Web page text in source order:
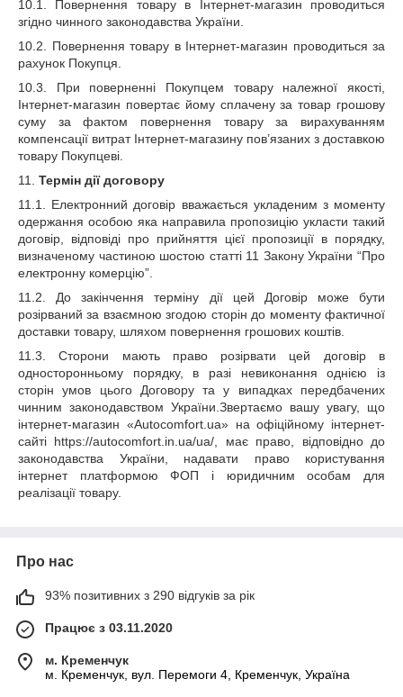
10.1. Повернення товару в Інтернет-магазин проводиться
згідно чинного законодавства України.
10.2. Повернення товару в Інтернет-магазин проводиться за
рахунок Покупця.
10.3. При поверненні Покупцем товару належної якості,
Інтернет-магазин повертає йому сплачену за товар грошову
суму за фактом повернення товару за вирахуванням
компенсації витрат Інтернет-магазину пов’язаних з доставкою
товару Покупцеві.
11. Термін дії договору
11.1. Електронний договір вважається укладеним з моменту
одержання особою яка направила пропозицію укласти такий
договір, відповіді про прийняття цієї пропозиції в порядку,
визначеному частиною шостою статті 11 Закону України “Про
електронну комерцію”.
11.2. До закінчення терміну дії цей Договір може бути
розірваний за взаємною згодою сторін до моменту фактичної
доставки товару, шляхом повернення грошових коштів.
11.3. Сторони мають право розірвати цей договір в
односторонньому порядку, в разі невиконання однією із
сторін умов цього Договору та у випадках передбачених
чинним законодавством України.Звертаємо вашу увагу, що
інтернет-магазин «Autocomfort.ua» на офіційному інтернет-
сайті https://autocomfort.in.ua/ua/, має право, відповідно до
законодавства України, надавати право користування
інтернет платформою ФОП і юридичним особам для
реалізації товару.
Про нас
93% позитивних з 290 відгуків за рік
Працює з 03.11.2020
м. Кременчук
м. Кременчук, вул. Перемоги 4, Кременчук, Україна